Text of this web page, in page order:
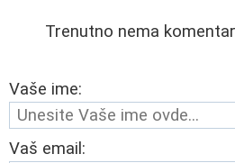
Trenutno nema
Vaše ime:
Vaš email: